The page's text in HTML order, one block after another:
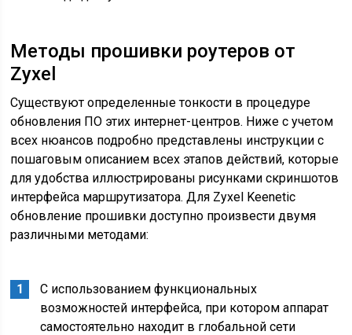
Методы прошивки роутеров от
Zyxel
Существуют определенные тонкости в процедуре
обновления ПО этих интернет-центров. Ниже с учетом
всех нюансов подробно представлены инструкции с
пошаговым описанием всех этапов действий, которые
для удобства иллюстрированы рисунками скриншотов
интерфейса маршрутизатора. Для Zyxel Keenetic
обновление прошивки доступно произвести двумя
различными методами:
С использованием функциональных
возможностей интерфейса, при котором аппарат
самостоятельно находит в глобальной сети